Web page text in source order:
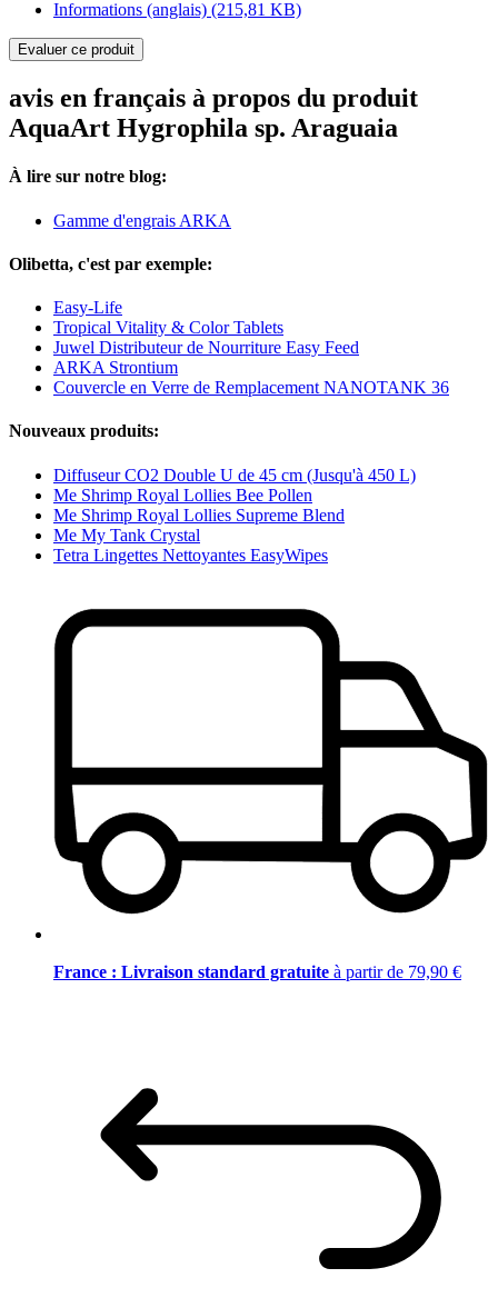
Informations (anglais) (215,81 KB)
Evaluer ce produit
avis en français à propos du produit
AquaArt Hygrophila sp. Araguaia
À lire sur notre blog:
Gamme d'engrais ARKA
Olibetta, c'est par exemple:
Easy-Life
Tropical Vitality & Color Tablets
Juwel Distributeur de Nourriture Easy Feed
ARKA Strontium
Couvercle en Verre de Remplacement NANOTANK 36
Nouveaux produits:
Diffuseur CO2 Double U de 45 cm (Jusqu'à 450 L)
Me Shrimp Royal Lollies Bee Pollen
Me Shrimp Royal Lollies Supreme Blend
Me My Tank Crystal
Tetra Lingettes Nettoyantes EasyWipes
France : Livraison standard gratuite à partir de 79,90 €